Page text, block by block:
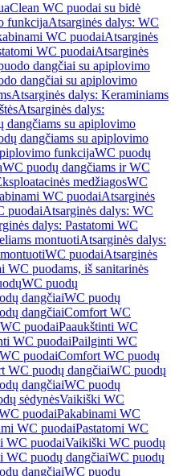
WC puodai su bidė
funkcijaAtsarginės dalys: WC
WC puodaiAtsarginės
WC puodaiAtsarginės
dangčiai su apiplovimo
dangčiai su apiplovimo
Atsarginės dalys: Keraminiams
Atsarginės dalys:
dangčiams su apiplovimo
dangčiams su apiplovimo
funkcijaWC puodų
WC puodų dangčiams ir WC
medžiagosWC
WC puodaiAtsarginės
puodaiAtsarginės dalys: WC
dalys: Pastatomi WC
montuotiAtsarginės dalys:
WC puodaiAtsarginės
WC puodams, iš sanitarinės
WC puodų
dangčiaiWC puodų
dangčiaiComfort WC
puodaiPaaukštinti WC
WC puodaiPailginti WC
puodaiComfort WC puodų
WC puodų dangčiaiWC puodų
dangčiaiWC puodų
sėdynėsVaikiški WC
puodaiPakabinami WC
WC puodaiPastatomi WC
WC puodaiVaikiški WC puodų
WC puodų dangčiaiWC puodų
dangčiaiWC puodų